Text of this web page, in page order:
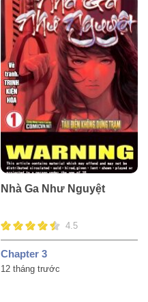
Nhà Ga Như Nguyệt
4.5
Chapter 3
12 tháng trước